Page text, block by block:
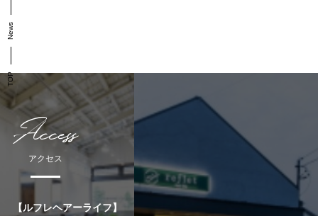
TOP
News
Access
アクセス
【ルフレヘアーライフ】